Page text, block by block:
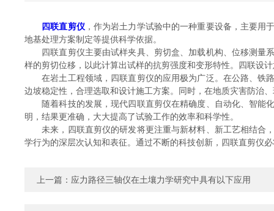
四联直剪仪，作为岩土力学试验中的一种重要设备，主要用
地基处理方案制定等提供科学依据。
四联直剪仪主要由试样夹具、剪切盒、加载机构、位移测量系
样的剪切位移，以此计算出试样的抗剪强度和变形特性。四联设
在岩土工程领域，四联直剪仪的应用极为广泛。在公路、铁路
边坡稳定性，合理选取和设计施工方案。同时，在地质灾害防治
随着科技的发展，现代四联直剪仪在精确度、自动化、智能化
明，结果更准确，大大提高了试验工作的效率和科学性。
未来，四联直剪仪的研发将更注重与新材料、新工艺相结合，
学行为的深层次认知和表征。通过不断的科技创新，四联直剪仪
上一篇： 应力路径三轴仪在土壤力学研究中具有以下应用